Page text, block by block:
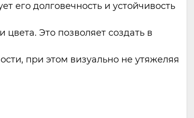
его долговечность и устойчивость
Это позволяет создать в
при этом визуально не утяжеляя